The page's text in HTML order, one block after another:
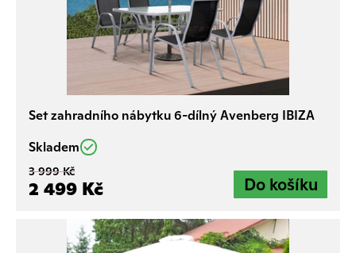
Set zahradního nábytku 6-dílný Avenberg IBIZA
Skladem
3 999 Kč
2 499 Kč